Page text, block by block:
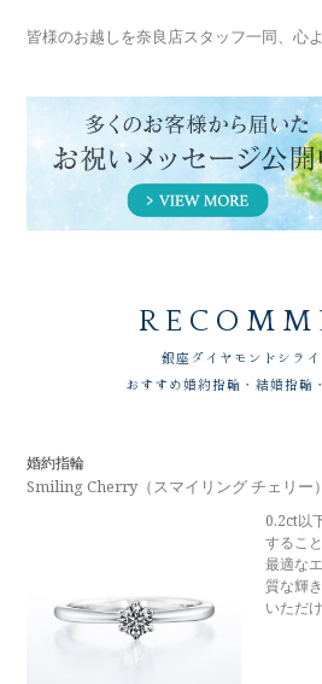
皆様のお越しを奈良店スタッフ一同、心
銀座ダイヤモンドシライ
おすすめ婚約指輪・結婚指輪
婚約指輪
Smiling Cherry（スマイリング チェリー）
0.2ct以
するこ
最適な
質な輝
いただ